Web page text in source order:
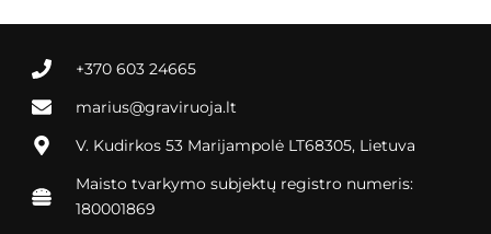
+370 603 24665
marius@graviruoja.lt
V. Kudirkos 53 Marijampolė LT68305, Lietuva
Maisto tvarkymo subjektų registro numeris:
180001869